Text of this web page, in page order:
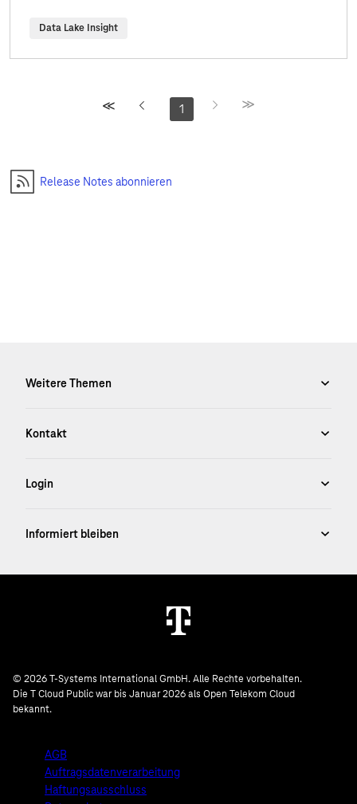
Data Lake Insight
1
Release Notes abonnieren
© 2026 T-Systems International GmbH. Alle Rechte vorbehalten.
Die T Cloud Public war bis Januar 2026 als Open Telekom Cloud
bekannt.
AGB
Auftragsdatenverarbeitung
Haftungsausschluss